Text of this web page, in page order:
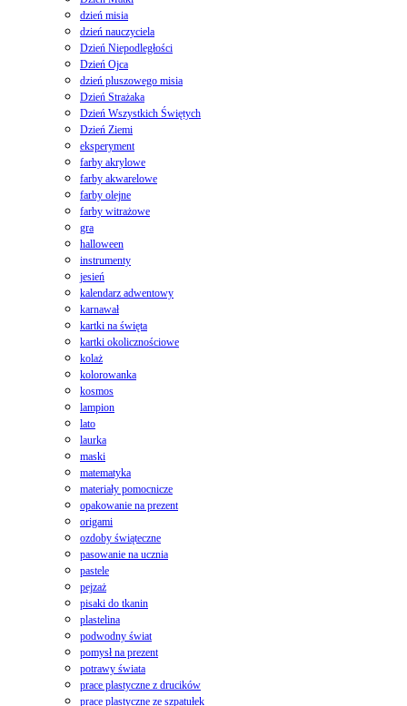
dzień misia
dzień nauczyciela
Dzień Niepodległości
Dzień Ojca
dzień pluszowego misia
Dzień Strażaka
Dzień Wszystkich Świętych
Dzień Ziemi
eksperyment
farby akrylowe
farby akwarelowe
farby olejne
farby witrażowe
gra
halloween
instrumenty
jesień
kalendarz adwentowy
karnawał
kartki na święta
kartki okolicznościowe
kolaż
kolorowanka
kosmos
lampion
lato
laurka
maski
matematyka
materiały pomocnicze
opakowanie na prezent
origami
ozdoby świąteczne
pasowanie na ucznia
pastele
pejzaż
pisaki do tkanin
plastelina
podwodny świat
pomysł na prezent
potrawy świata
prace plastyczne z drucików
prace plastyczne ze szpatułek